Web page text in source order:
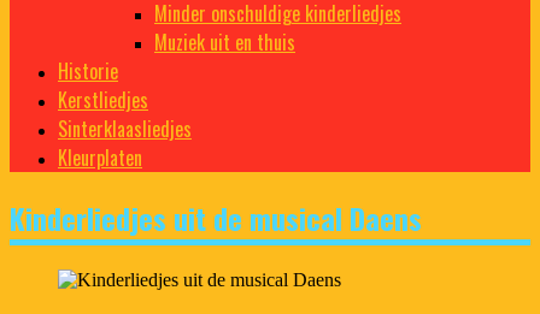
Minder onschuldige kinderliedjes
Muziek uit en thuis
Historie
Kerstliedjes
Sinterklaasliedjes
Kleurplaten
Kinderliedjes uit de musical Daens